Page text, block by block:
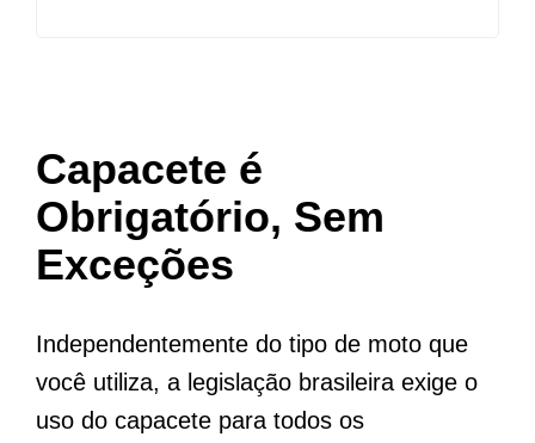
Capacete é
Obrigatório, Sem
Exceções
Independentemente do tipo de moto que
você utiliza, a legislação brasileira exige o
uso do capacete para todos os